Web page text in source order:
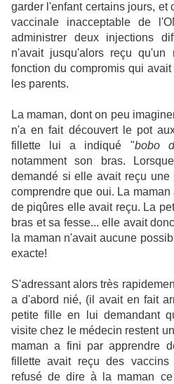
garder l'enfant certains jours, et
vaccinale inacceptable de
administrer deux injections
n'avait jusqu'alors reçu qu'un
fonction du compromis qui
les parents.
La maman, dont on peu
n'a en fait découvert le pot
fillette lui a indiqué "bobo
notamment son bras.
demandé si elle avait reçu
comprendre que oui. La
de piqûres elle avait reçu. La
bras et sa fesse... elle avait
la maman n'avait aucune
exacte!
S'adressant alors très
a d'abord nié, (il avait en fait
petite fille en lui demandant
visite chez le médecin restent
maman a fini par apprendre
fillette avait reçu des
refusé de dire à la maman